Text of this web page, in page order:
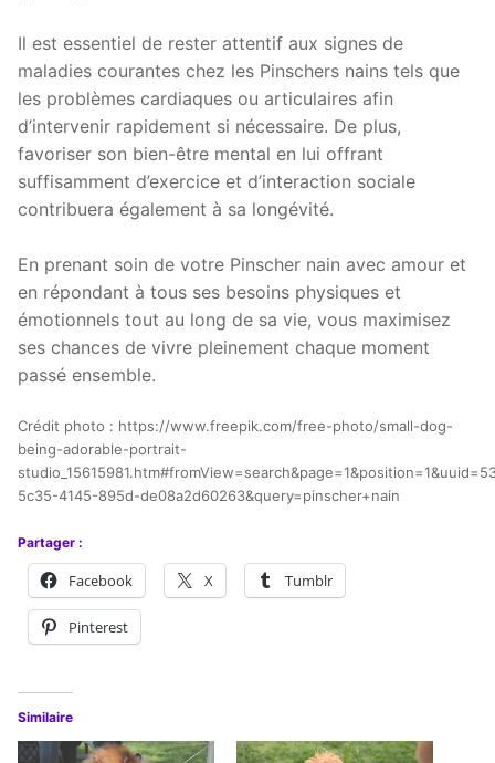
Il est essentiel de rester attentif aux signes de
maladies courantes chez les Pinschers nains tels que
les problèmes cardiaques ou articulaires afin
d’intervenir rapidement si nécessaire. De plus,
favoriser son bien-être mental en lui offrant
suffisamment d’exercice et d’interaction sociale
contribuera également à sa longévité.
En prenant soin de votre Pinscher nain avec amour et
en répondant à tous ses besoins physiques et
émotionnels tout au long de sa vie, vous maximisez
ses chances de vivre pleinement chaque moment
passé ensemble.
Crédit photo : https://www.freepik.com/free-photo/small-dog-
being-adorable-portrait-
5c35-4145-895d-de08a2d60263&query=pinscher+nain
Partager :
Facebook X Tumblr
Pinterest
Similaire